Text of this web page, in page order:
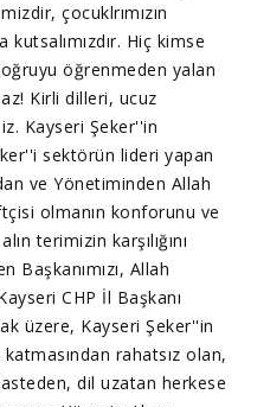
çocuklrımızın
kutsalımızdır. Hiç kimse
öğrenmeden yalan
Kirli dilleri, ucuz
Kayseri Şeker''in
sektörün lideri yapan
ve Yönetiminden Allah
olmanın konforunu ve
terimizin karşılığını
Başkanımızı, Allah
CHP İl Başkanı
üzere, Kayseri Şeker''in
rahatsız olan,
dil uzatan herkese